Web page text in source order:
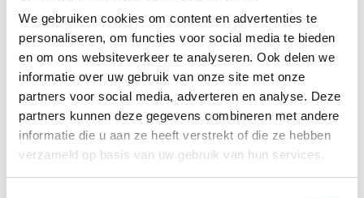
We gebruiken cookies om content en advertenties te
personaliseren, om functies voor social media te bieden
en om ons websiteverkeer te analyseren. Ook delen we
informatie over uw gebruik van onze site met onze
partners voor social media, adverteren en analyse. Deze
partners kunnen deze gegevens combineren met andere
informatie die u aan ze heeft verstrekt of die ze hebben
verzameld op basis van uw gebruik van hun services.
Hier enkele mogelijkheden bij Spice Beach Club Scheveningen:
Barbecue
Meer-gangen menu’s
Borrel
Drank arrangementen
Feestavond
Geopend van begin maart tot oktober bent u bij de Spice Beach